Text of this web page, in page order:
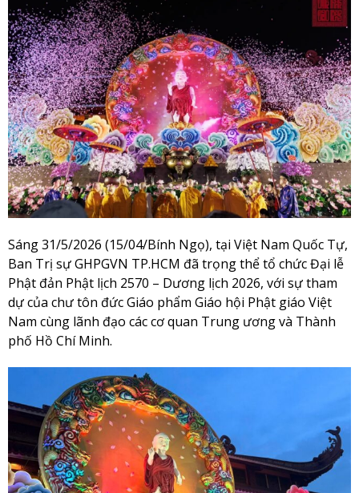
Sáng 31/5/2026 (15/04/Bính Ngọ), tại Việt Nam Quốc Tự,
Ban Trị sự GHPGVN TP.HCM đã trọng thể tổ chức Đại lễ
Phật đản Phật lịch 2570 – Dương lịch 2026, với sự tham
dự của chư tôn đức Giáo phẩm Giáo hội Phật giáo Việt
Nam cùng lãnh đạo các cơ quan Trung ương và Thành
phố Hồ Chí Minh.